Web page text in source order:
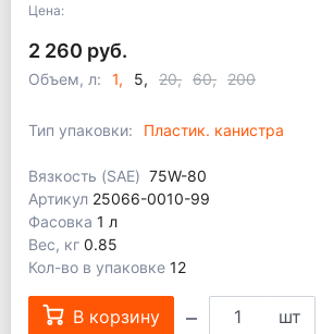
Цена:
2 260 руб.
Объем, л: 1 5 20 60 200
Тип упаковки: Пластик. канистра
Вязкость (SAE) 75W-80
Артикул 25066-0010-99
Фасовка 1 л
Вес, кг 0.85
Кол-во в упаковке 12
В корзину шт